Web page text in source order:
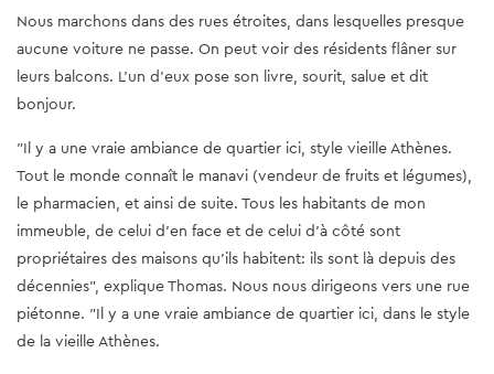
Nous marchons dans des rues étroites, dans lesquelles presque
aucune voiture ne passe. On peut voir des résidents flâner sur
leurs balcons. L'un d'eux pose son livre, sourit, salue et dit
bonjour.
"Il y a une vraie ambiance de quartier ici, style vieille Athènes.
Tout le monde connaît le manavi (vendeur de fruits et légumes),
le pharmacien, et ainsi de suite. Tous les habitants de mon
immeuble, de celui d'en face et de celui d'à côté sont
propriétaires des maisons qu'ils habitent: ils sont là depuis des
décennies", explique Thomas. Nous nous dirigeons vers une rue
piétonne. "Il y a une vraie ambiance de quartier ici, dans le style
de la vieille Athènes.